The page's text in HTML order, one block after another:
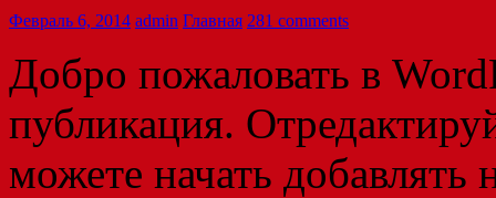
Февраль 6, 2014 admin Главная 281 comments
Добро пожаловать в
публикация.
можете начать добавлять